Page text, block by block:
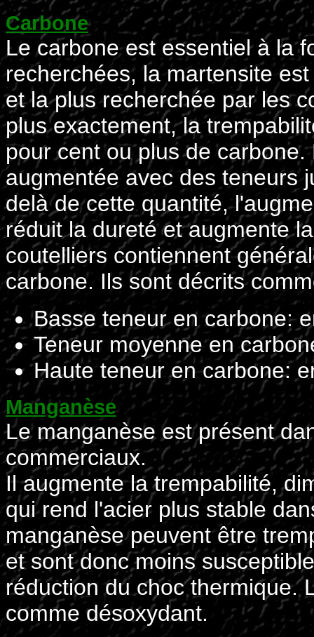
Carbone
Le carbone est essentiel à la
recherchées, la martensite
et la plus recherchée par les
plus exactement, la
pour cent ou plus de
augmentée avec des teneurs
delà de cette quantité,
réduit la dureté et augmente
coutelliers contiennent
carbone. Ils sont décrits
Basse teneur en carbone:
Teneur moyenne en
Haute teneur en carbone:
Manganèse
Le manganèse est présent
commerciaux.
Il augmente la trempabilité,
qui rend l'acier plus stable
manganèse peuvent être
et sont donc moins
réduction du choc thermique.
comme désoxydant.